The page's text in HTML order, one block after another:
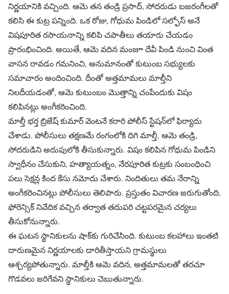
నిర్ణయానికి వచ్చింది. ఆమె తన తండ్రి ప్రసాద్, సోదరుడు బజరంగీలతో
కలిసి ఈ కుట్ర పన్నింది. ఒక రోజు, గోధుమ పిండిలో సల్ఫోస్ అనే
విషపూరిత రసాయనాన్ని కలిపి చపాతీలు తయారు చేయడం
ప్రారంభించింది. అయితే, ఆమె వదిన మంజూ దేవీ పిండి నుంచి వింత
వాసన రావడం గమనించి, అనుమానంతో కుటుంబ సభ్యులకు
సమాచారం అందించింది. దీంతో అత్తమామలు మాల్తీని
నిలదీయడంతో, ఆమె కుటుంబం మొత్తాన్ని చంపేందుకు విషం
కలిపినట్లు అంగీకరించింది.
మాల్తీ భర్త బ్రిజేష్ కుమార్ వెంటనే కరారి పోలీస్ స్టేషన్‌లో ఫిర్యాదు
చేశాడు. పోలీసులు తక్షణమే రంగంలోకి దిగి మాల్తీ, ఆమె తండ్రి,
సోదరుడిని అదుపులోకి తీసుకున్నారు. విషం కలిపిన గోధుమ పిండిని
స్వాధీనం చేసుకుని, హత్యాయత్నం, నేరపూరిత కుట్రకు సంబంధించి
పలు సెక్షన్ల కింద కేసు నమోదు చేశారు. నిందితులు తమ నేరాన్ని
అంగీకరించినట్లు పోలీసులు తెలిపారు. ప్రస్తుతం విచారణ జరుగుతోంది,
ఫోరెన్సిక్ నివేదిక వచ్చిన తర్వాత తదుపరి చట్టపరమైన చర్యలు
తీసుకోనున్నారు.
ఈ ఘటన స్థానికులను షాక్‌కు గురిచేసింది. కుటుంబ కలహాలు ఇంతటి
దారుణమైన నిర్ణయాలకు దారితీస్తాయని గ్రామస్థులు
ఆశ్చర్యపోతున్నారు. మాల్తీకి ఆమె వదిన, అత్తమామలతో తరచూ
గొడవలు జరిగేవని స్థానికులు చెబుతున్నారు.